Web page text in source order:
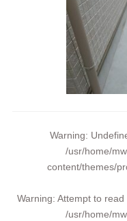
Warning:
/usr/home/
content/themes/
Warning: Attempt to
/usr/home/